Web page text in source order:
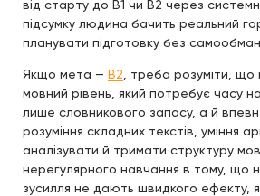
від старту до B1 чи B2 через
підсумку людина бачить реальний
планувати підготовку без
Якщо мета — B2 , треба розуміти,
мовний рівень, який потребує часу
лише словникового запасу, а й
розуміння складних текстів, уміння
аналізувати й тримати структуру
нерегулярного навчання в тому, що
зусилля не дають швидкого ефекту,